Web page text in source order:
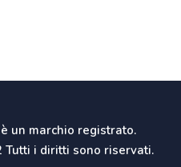
un marchio registrato.
Tutti i diritti sono riservati.